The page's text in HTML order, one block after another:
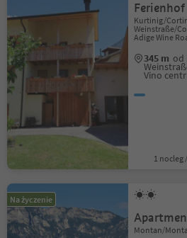
Kurtinig/
Weinstraße/
Adige Wine
345 m od
Vino
1 nocleg
Na życzenie
Montan/